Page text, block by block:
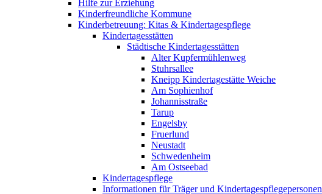
Hilfe zur Erziehung
Kinderfreundliche Kommune
Kinderbetreuung: Kitas & Kindertagespflege
Kindertagesstätten
Städtische Kindertagesstätten
Alter Kupfermühlenweg
Stuhrsallee
Kneipp Kindertagestätte Weiche
Am Sophienhof
Johannisstraße
Tarup
Engelsby
Fruerlund
Neustadt
Schwedenheim
Am Ostseebad
Kindertagespflege
Informationen für Träger und Kindertagespflegepersonen